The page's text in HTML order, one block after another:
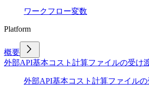
ワークフロー変数
Platform
概要
外部API基本コスト計算ファイルの受け
外部API基本コスト計算ファイル